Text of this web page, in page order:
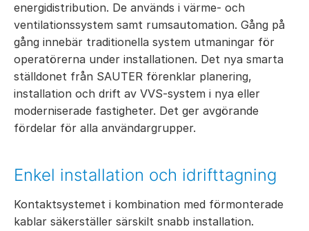
energidistribution. De används i värme- och
ventilationssystem samt rumsautomation. Gång på
gång innebär traditionella system utmaningar för
operatörerna under installationen. Det nya smarta
ställdonet från SAUTER förenklar planering,
installation och drift av VVS-system i nya eller
moderniserade fastigheter. Det ger avgörande
fördelar för alla användargrupper.
Enkel installation och idrifttagning
Kontaktsystemet i kombination med förmonterade
kablar säkerställer särskilt snabb installation.